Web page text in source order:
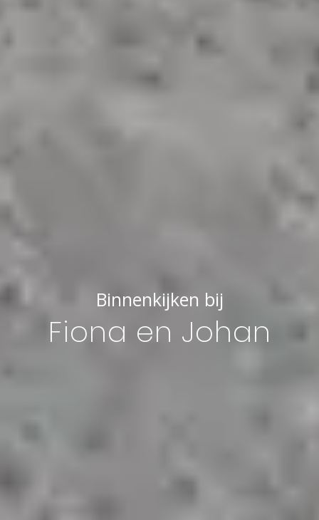
Binnenkijken bij
Fiona en Johan